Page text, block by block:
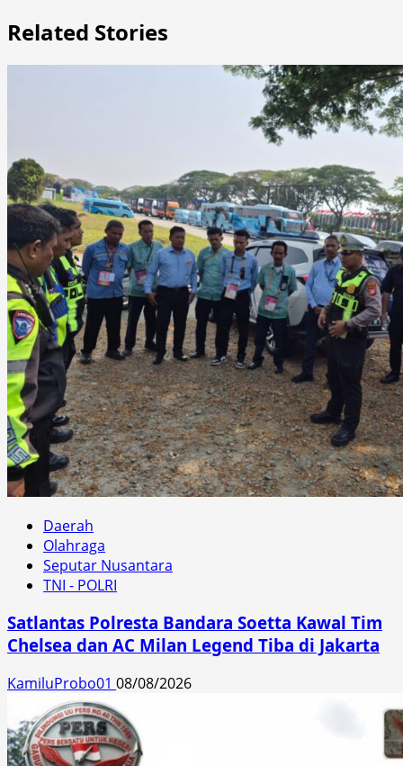
Related Stories
Daerah
Olahraga
Seputar Nusantara
TNI - POLRI
Satlantas Polresta Bandara Soetta Kawal Tim
Chelsea dan AC Milan Legend Tiba di Jakarta
KamiluProbo01 08/08/2026